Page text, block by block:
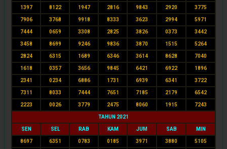
1397 8122 1947 2816 9843 2920 3775
7906 3768 9918 8333 3623 2994 5971
7444 0659 3308 2825 3826 0373 3442
3458 8699 9246 9836 3870 1515 5264
2824 6315 1689 6346 3614 8628 7040
1618 0357 3656 9845 6421 6922 1896
2341 0234 6886 1731 6939 6341 3722
7311 8033 7444 7651 7185 2179 6542
2223 0026 3779 2475 8060 1915 7243
TAHUN 2021
SEN SEL RAB KAM JUM SAB MIN
8697 6351 0783 0185 3971 3880 5105